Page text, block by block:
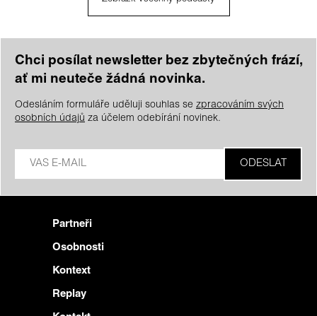
Chci posílat newsletter bez zbytečných frází,
ať mi neuteče žádná novinka.
Odesláním formuláře uděluji souhlas se zpracováním svých
osobních údajů za účelem odebírání novinek.
Partneři
Osobnosti
Kontext
Replay